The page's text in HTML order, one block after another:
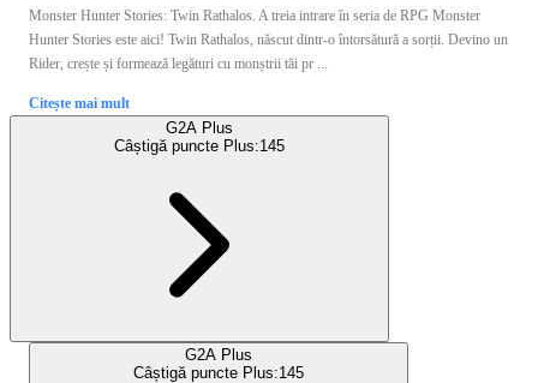
Monster Hunter Stories: Twin Rathalos. A treia intrare în seria de RPG Monster
Hunter Stories este aici! Twin Rathalos, născut dintr-o întorsătură a sorții. Devino un
Rider, crește și formează legături cu monștrii tăi pr ...
Citește mai mult
G2A Plus
Câștigă puncte Plus:145
G2A Plus
Câștigă puncte Plus:145